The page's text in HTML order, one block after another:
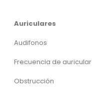
Auriculares
Audifonos
Frecuencia de auricular
Obstrucción